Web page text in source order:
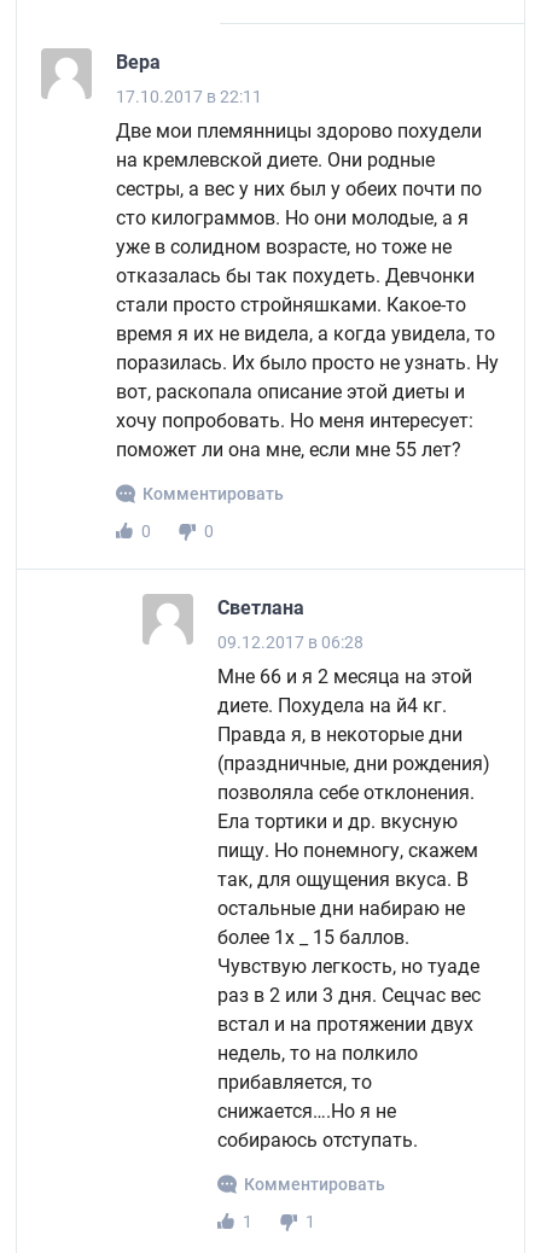
Вера
17.10.2017 в 22:11
Две мои племянницы здорово похудели
на кремлевской диете. Они родные
сестры, а вес у них был у обеих почти по
сто килограммов. Но они молодые, а я
уже в солидном возрасте, но тоже не
отказалась бы так похудеть. Девчонки
стали просто стройняшками. Какое-то
время я их не видела, а когда увидела, то
поразилась. Их было просто не узнать. Ну
вот, раскопала описание этой диеты и
хочу попробовать. Но меня интересует:
поможет ли она мне, если мне 55 лет?
Комментировать
0
0
Светлана
09.12.2017 в 06:28
Мне 66 и я 2 месяца на этой
диете. Похудела на й4 кг.
Правда я, в некоторые дни
(праздничные, дни рождения)
позволяла себе отклонения.
Ела тортики и др. вкусную
пищу. Но понемногу, скажем
так, для ощущения вкуса. В
остальные дни набираю не
более 1х _ 15 баллов.
Чувствую легкость, но туаде
раз в 2 или 3 дня. Сецчас вес
встал и на протяжении двух
недель, то на полкило
прибавляется, то
снижается….Но я не
собираюсь отступать.
Комментировать
1
1